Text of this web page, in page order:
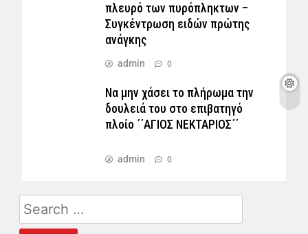
πλευρό των πυρόπληκτων –
Συγκέντρωση ειδών πρώτης
ανάγκης
admin 0
Να μην χάσει το πλήρωμα την
δουλειά του στο επιβατηγό
πλοίο ΄΄ΑΓΙΟΣ ΝΕΚΤΑΡΙΟΣ΄΄
admin 0
Search
for: